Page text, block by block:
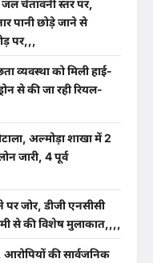
जल चेतावनी स्तर पर,
पानी छोड़े जाने से
पर,,,
व्यवस्था को मिली हाई-
से की जा रही रियल-
अल्मोड़ा शाखा में 2
जारी, 4 पूर्व
पर जोर, डीजी एनसीसी
से की विशेष मुलाकात,,,,
आरोपियों की सार्वजनिक